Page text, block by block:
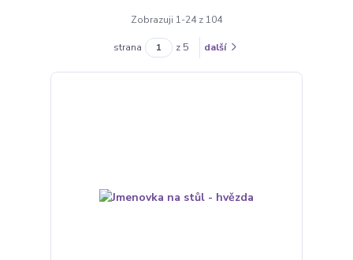
Zobrazuji 1-24 z 104
strana z 5 další